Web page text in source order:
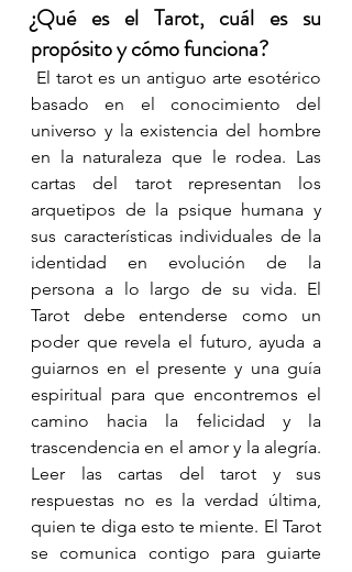
¿Qué es el Tarot, cuál es su
propósito y cómo funciona?
basado en el conocimiento del
universo y la existencia del hombre
en la naturaleza que le rodea. Las
cartas del tarot representan los
arquetipos de la psique humana y
sus características individuales de la
identidad en evolución de la
persona a lo largo de su vida. El
Tarot debe entenderse como un
poder que revela el futuro, ayuda a
guiarnos en el presente y una guía
espiritual para que encontremos el
camino hacia la felicidad y la
trascendencia en el amor y la alegría.
Leer las cartas del tarot y sus
respuestas no es la verdad última,
quien te diga esto te miente. El Tarot
se comunica contigo para guiarte